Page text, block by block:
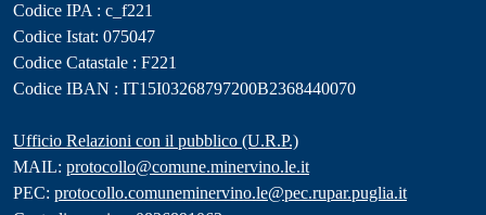
Codice IPA : c_f221
Codice Istat: 075047
Codice Catastale : F221
Codice IBAN : IT15I03268797200B2368440070
Ufficio Relazioni con il pubblico (U.R.P.)
MAIL: protocollo@comune.minervino.le.it
PEC: protocollo.comuneminervino.le@pec.rupar.puglia.it